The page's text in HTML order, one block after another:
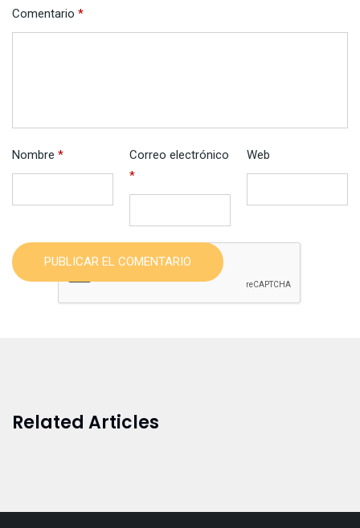
Comentario *
Nombre *
Correo electrónico
*
Web
PUBLICAR EL COMENTARIO
Related Articles